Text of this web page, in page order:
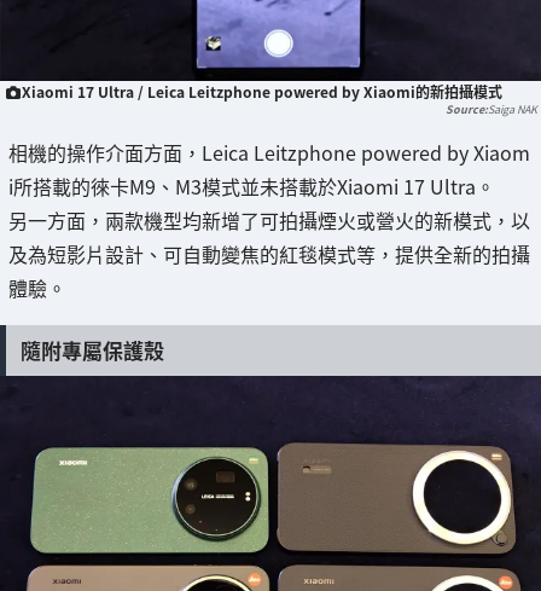
Xiaomi 17 Ultra / Leica Leitzphone powered by Xiaomi的新拍攝模式
Saiga NAK
相機的操作介面方面，Leica Leitzphone powered by Xiaom
i所搭載的徠卡M9、M3模式並未搭載於Xiaomi 17 Ultra。
另一方面，兩款機型均新增了可拍攝煙火或營火的新模式，以
及為短影片設計、可自動變焦的紅毯模式等，提供全新的拍攝
體驗。
隨附專屬保護殼